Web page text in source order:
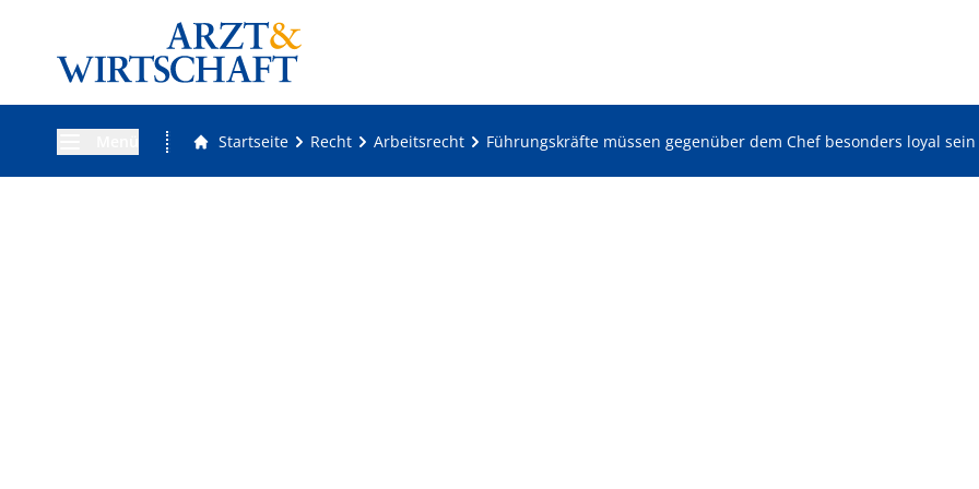
Startseite Recht Arbeitsrecht Führungskräfte müssen gegenüber dem Chef besonders loyal sein